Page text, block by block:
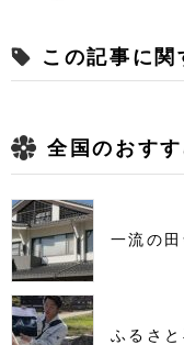
この記事に関
全国のおす
一流の
ふるさ